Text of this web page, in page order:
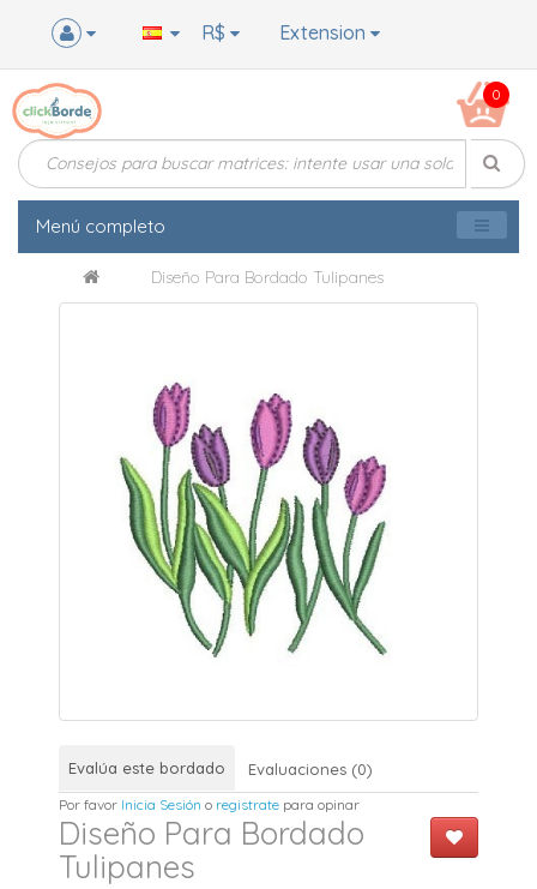
Extension
R$
0
Menú completo
Diseño Para Bordado Tulipanes
Evalúa este bordado Evaluaciones (0)
Por favor Inicia Sesión o registrate para opinar
Diseño Para Bordado
Tulipanes